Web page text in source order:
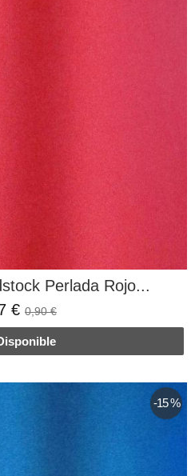
Perlada Rojo...
€ 0,90 €
-15 %